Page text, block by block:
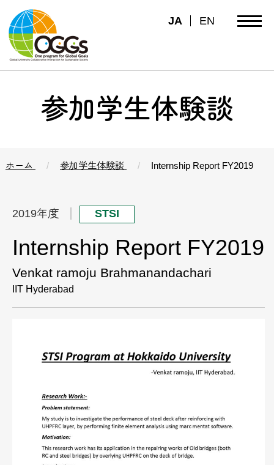
JA EN
参加学生体験談
ホーム 参加学生体験談 Internship Report FY2019
2019年度 STSI
Internship Report FY2019
Venkat ramoju Brahmanandachari
IIT Hyderabad